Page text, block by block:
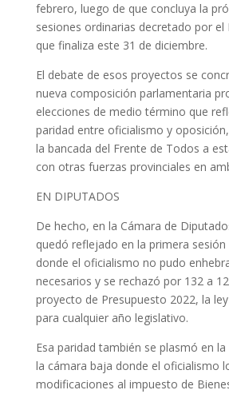
febrero, luego de que concluya la
sesiones ordinarias decretado por el
que finaliza este 31 de diciembre.
El debate de esos proyectos se
nueva composición parlamentaria
elecciones de medio término que
paridad entre oficialismo y
la bancada del Frente de Todos a
con otras fuerzas provinciales en
EN DIPUTADOS
De hecho, en la Cámara de
quedó reflejado en la primera sesión
donde el oficialismo no pudo
necesarios y se rechazó por 132 a
proyecto de Presupuesto 2022, la
para cualquier año legislativo.
Esa paridad también se plasmó en
la cámara baja donde el oficialismo
modificaciones al impuesto de